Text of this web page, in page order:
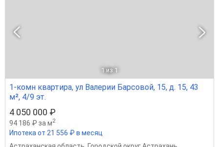
1 из 1
1-комн квартира, ул Валерии Барсовой, 15, д. 15, 43
м², 4/9 эт.
4 050 000 ₽
94 186 ₽ за м2
Ипотека от 21 556 ₽ в месяц